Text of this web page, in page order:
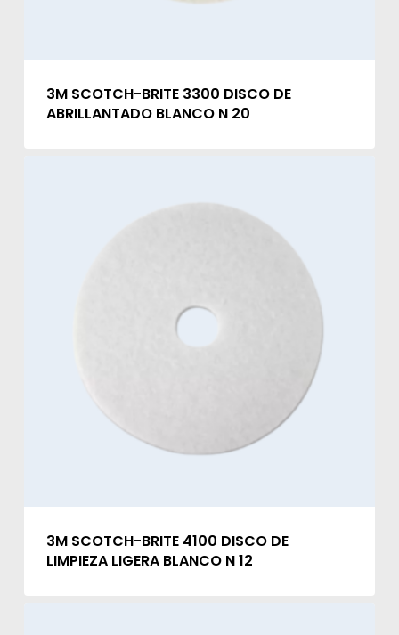
3M SCOTCH-BRITE 3300 DISCO DE
ABRILLANTADO BLANCO N 20
3M SCOTCH-BRITE 4100 DISCO DE
LIMPIEZA LIGERA BLANCO N 12